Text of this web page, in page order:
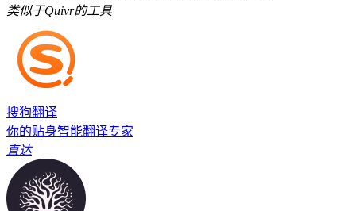
类似于Quivr的工具
搜狗翻译
你的贴身智能翻译专家
直达